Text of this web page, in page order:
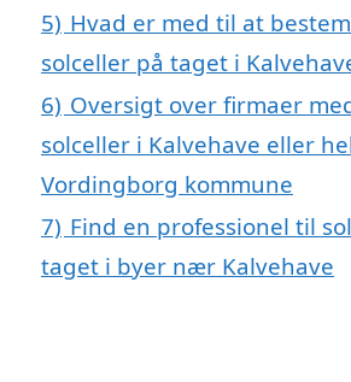
5) Hvad er med til at
solceller på taget i
6) Oversigt over firmaer
solceller i Kalvehave eller
Vordingborg kommune
7) Find en professionel til
taget i byer nær Kalvehave